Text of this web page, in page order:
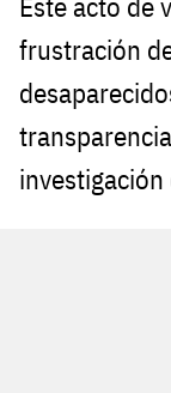
Este acto de
frustración
investigación